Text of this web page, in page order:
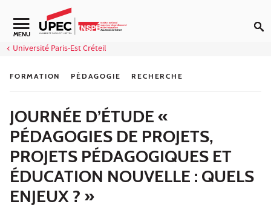
Aller au contenu
Navigation secondaire
MENU
Université Paris-Est Créteil
FORMATION PÉDAGOGIE RECHERCHE
JOURNÉE D’ÉTUDE «
PÉDAGOGIES DE PROJETS,
PROJETS PÉDAGOGIQUES ET
ÉDUCATION NOUVELLE : QUELS
ENJEUX ? »